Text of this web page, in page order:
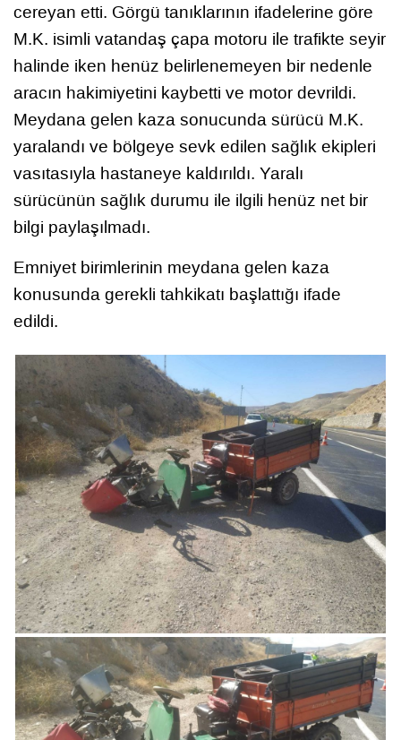
cereyan etti. Görgü tanıklarının ifadelerine göre
M.K. isimli vatandaş çapa motoru ile trafikte seyir
halinde iken henüz belirlenemeyen bir nedenle
aracın hakimiyetini kaybetti ve motor devrildi.
Meydana gelen kaza sonucunda sürücü M.K.
yaralandı ve bölgeye sevk edilen sağlık ekipleri
vasıtasıyla hastaneye kaldırıldı. Yaralı
sürücünün sağlık durumu ile ilgili henüz net bir
bilgi paylaşılmadı.
Emniyet birimlerinin meydana gelen kaza
konusunda gerekli tahkikatı başlattığı ifade
edildi.